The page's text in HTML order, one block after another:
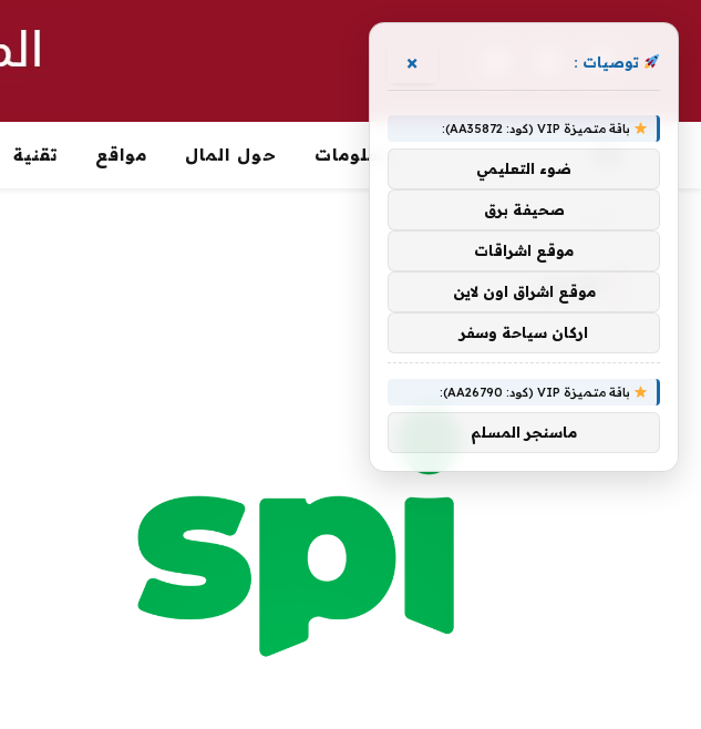
فيسبوك
(Twitter)
معلومات حول المال مواقع تقنية
» الأعمال
الأعمال
توصيات : ×
باقة متميزة VIP (كود: AA35872):
ضوء التعليمي
صحيفة برق
موقع اشراقات
موقع اشراق اون لاين
اركان سياحة وسفر
باقة متميزة VIP (كود: AA26790):
ماسنجر المسلم